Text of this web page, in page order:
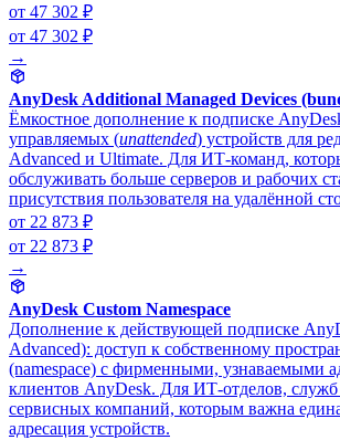
от 47 302 ₽
от 47 302 ₽
→
AnyDesk Additional Managed Devices
Ёмкостное дополнение к подписке
управляемых (unattended) устройств для
Advanced и Ultimate. Для ИТ-команд,
обслуживать больше серверов и рабочих
присутствия пользователя на удалённой
от 22 873 ₽
от 22 873 ₽
→
AnyDesk Custom Namespace
Дополнение к действующей подписке
Advanced): доступ к собственному
(namespace) с фирменными, узнаваемыми
клиентов AnyDesk. Для ИТ-отделов,
сервисных компаний, которым важна
адресация устройств.